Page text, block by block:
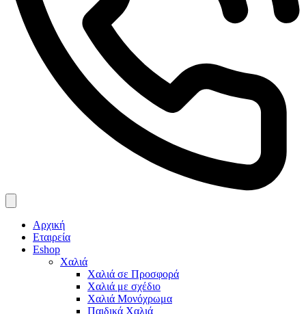
Αρχική
Εταιρεία
Eshop
Χαλιά
Χαλιά σε Προσφορά
Χαλιά με σχέδιο
Χαλιά Μονόχρωμα
Παιδικά Χαλιά